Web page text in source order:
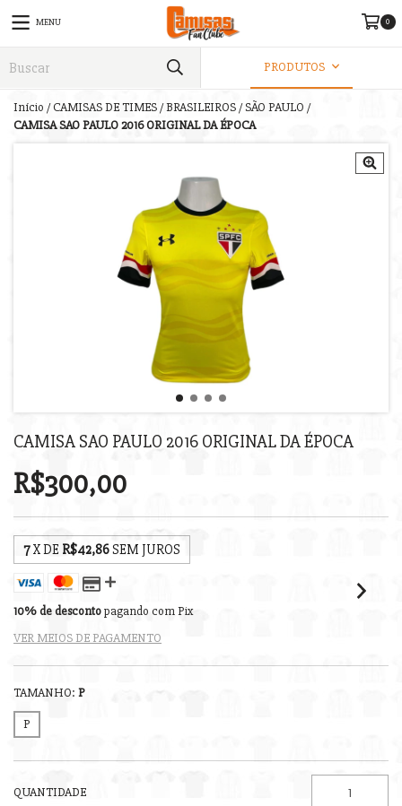
MENU 0
PRODUTOS
Início /CAMISAS DE TIMES/BRASILEIROS/SÃO PAULO /
CAMISA SAO PAULO 2016 ORIGINAL DA ÉPOCA
CAMISA SAO PAULO 2016 ORIGINAL DA ÉPOCA
R$300,00
7 X DE R$42,86SEM JUROS
10% de descontopagando com Pix
VER MEIOS DE PAGAMENTO
TAMANHO: P
P
QUANTIDADE